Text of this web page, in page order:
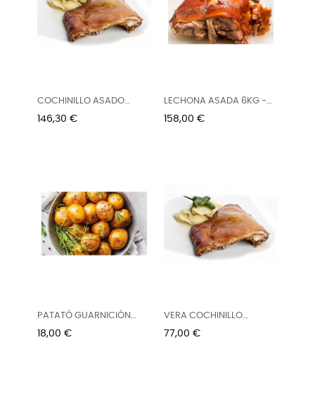
COCHINILLO ASADO
4,5KG -...
Precio
146,30 €
LECHONA ASADA 6KG -
8KG APROX
Precio
158,00 €
PATATÓ GUARNICIÓN
1,5KG
Precio
18,00 €
VERA COCHINILLO
CONFITADO 1/2
Precio
77,00 €